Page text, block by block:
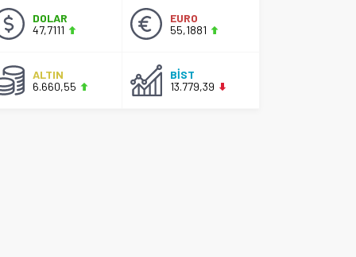
DOLAR
47,7111
EURO
55,1881
ALTIN
6.660,55
BİST
13.779,39